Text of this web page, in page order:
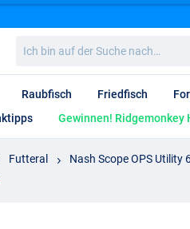
bin
auf
Suche
nach…
Raubfisch Friedfisch
Gewinnen! Ridgemonkey
Futteral
Nash Scope OPS Utility